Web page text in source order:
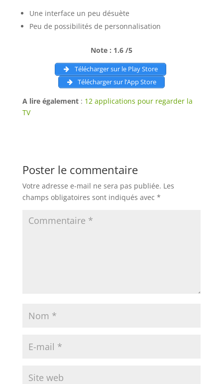
Une interface un peu désuète
Peu de possibilités de personnalisation
Note : 1.6 /5
Télécharger sur le Play Store
Télécharger sur l’App Store
A lire également: 12 applications pour regarder la
TV
Poster le commentaire
Votre adresse e-mail ne sera pas publiée. Les
champs obligatoires sont indiqués avec *